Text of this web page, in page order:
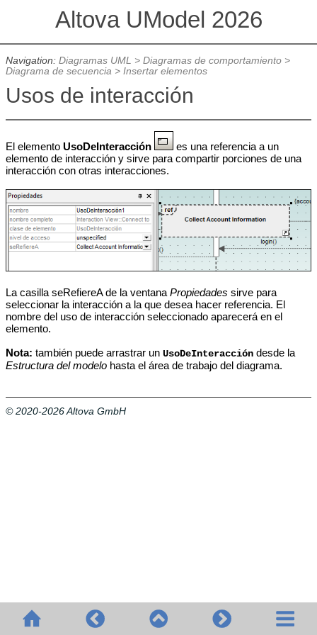
Altova UModel 2026
Navigation: Diagramas UML > Diagramas de comportamiento>
Diagrama de secuencia> Insertar elementos
Usos de interacción
El elemento UsoDeInteracción
es una referencia a un
elemento de interacción y sirve para compartir porciones de una
interacción con otras interacciones.
La casilla seRefiereAde la ventana Propiedades sirve para
seleccionar la interacción a la que desea hacer referencia. El
nombre del uso de interacción seleccionado aparecerá en el
elemento.
Nota: también puede arrastrar un UsoDeInteraccióndesde la
Estructura del modelohasta el área de trabajo del diagrama.
© 2020-2026 Altova GmbH